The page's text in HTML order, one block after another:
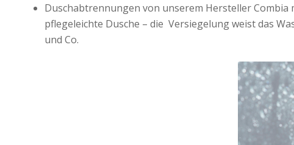
Duschabtrennungen von unserem Hersteller Combia
pflegeleichte Dusche – die Versiegelung weist das
und Co.